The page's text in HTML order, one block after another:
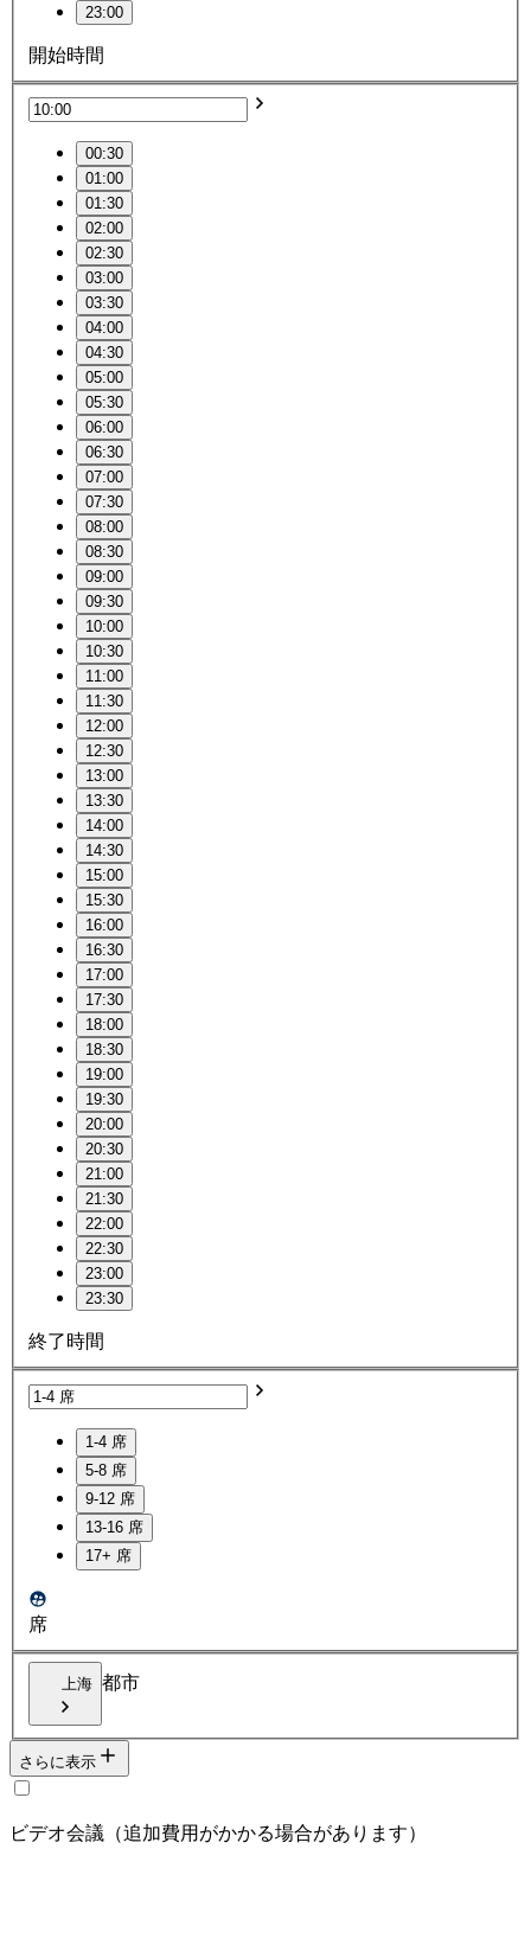
23:00
開始時間
00:30
01:00
01:30
02:00
02:30
03:00
03:30
04:00
04:30
05:00
05:30
06:00
06:30
07:00
07:30
08:00
08:30
09:00
09:30
10:00
10:30
11:00
11:30
12:00
12:30
13:00
13:30
14:00
14:30
15:00
15:30
16:00
16:30
17:00
17:30
18:00
18:30
19:00
19:30
20:00
20:30
21:00
21:30
22:00
22:30
23:00
23:30
終了時間
1-4 席
5-8 席
9-12 席
13-16 席
17+ 席
席
上海 都市
さらに表示
ビデオ会議（追加費用がかかる場合があります）